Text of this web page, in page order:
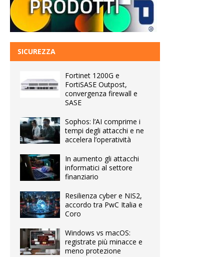
SICUREZZA
Fortinet 1200G e
FortiSASE Outpost,
convergenza firewall e
SASE
Sophos: l’AI comprime i
tempi degli attacchi e ne
accelera l’operatività
In aumento gli attacchi
informatici al settore
finanziario
Resilienza cyber e NIS2,
accordo tra PwC Italia e
Coro
Windows vs macOS:
registrate più minacce e
meno protezione